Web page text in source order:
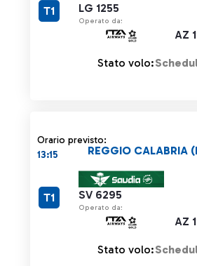
LG 1255
Operato da:
AZ
T1
Stato volo:
Orario previsto:
13:15
SV 6295
Operato da:
AZ
REGGIO CALABRIA
T1
Stato volo: